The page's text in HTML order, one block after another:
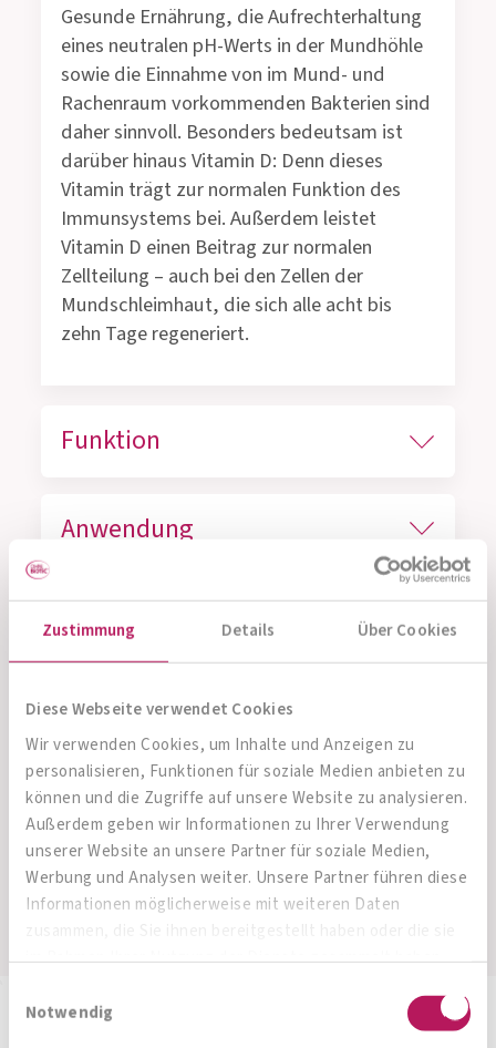
Zustimmung Details Über Cookies
Diese Webseite verwendet Cookies
Wir verwenden Cookies, um Inhalte und Anzeigen zu
personalisieren, Funktionen für soziale Medien anbieten zu
können und die Zugriffe auf unsere Website zu analysieren.
Außerdem geben wir Informationen zu Ihrer Verwendung
unserer Website an unsere Partner für soziale Medien,
Werbung und Analysen weiter. Unsere Partner führen diese
Informationen möglicherweise mit weiteren Daten
im Rahmen Ihrer Nutzung der Dienste gesammelt haben.
Notwendig
Gesunde Ernährung, die Aufrechterhaltung
eines neutralen pH-Werts in der Mundhöhle
sowie die Einnahme von im Mund- und
Rachenraum vorkommenden Bakterien sind
daher sinnvoll. Besonders bedeutsam ist
darüber hinaus Vitamin D: Denn dieses
Vitamin trägt zur normalen Funktion des
Immunsystems bei. Außerdem leistet
Vitamin D einen Beitrag zur normalen
Zellteilung – auch bei den Zellen der
Mundschleimhaut, die sich alle acht bis
zehn Tage regeneriert.
Funktion
Anwendung
Zusammensetzung
Nährwertangaben
Packungsgrößen
FAQs